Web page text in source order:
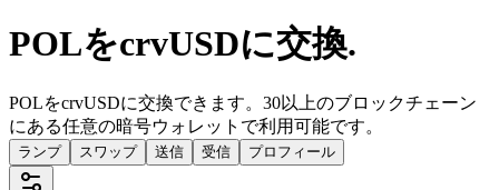
POLをcrvUSDに交換.
POLをcrvUSDに交換できます。30以上のブロックチェーン
にある任意の暗号ウォレットで利用可能です。
ランプ スワップ 送信 受信 プロフィール